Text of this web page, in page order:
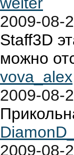
2009-08-
Staff3D
можно
vova_alex
2009-08-
2009-08-